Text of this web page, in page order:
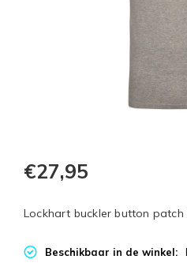
€27,95
Lockhart buckler button
Beschikbaar in de winkel: